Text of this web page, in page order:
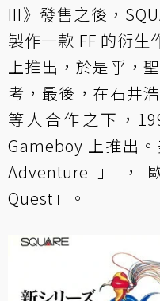
III》發售之後，
製作一款 FF 的衍
上推出，於是乎，
考，最後，在石井
等人合作之下，
Gameboy 上推出
Adventure」，
Quest」。